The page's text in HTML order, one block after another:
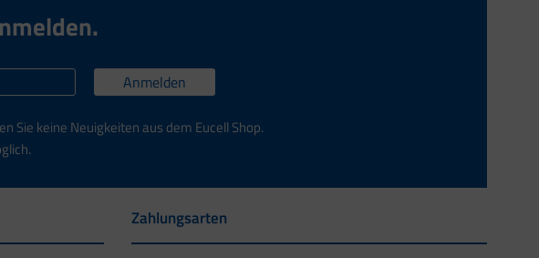
Anmelden
Sie keine Neuigkeiten aus dem Eucell Shop.
Zahlungsarten